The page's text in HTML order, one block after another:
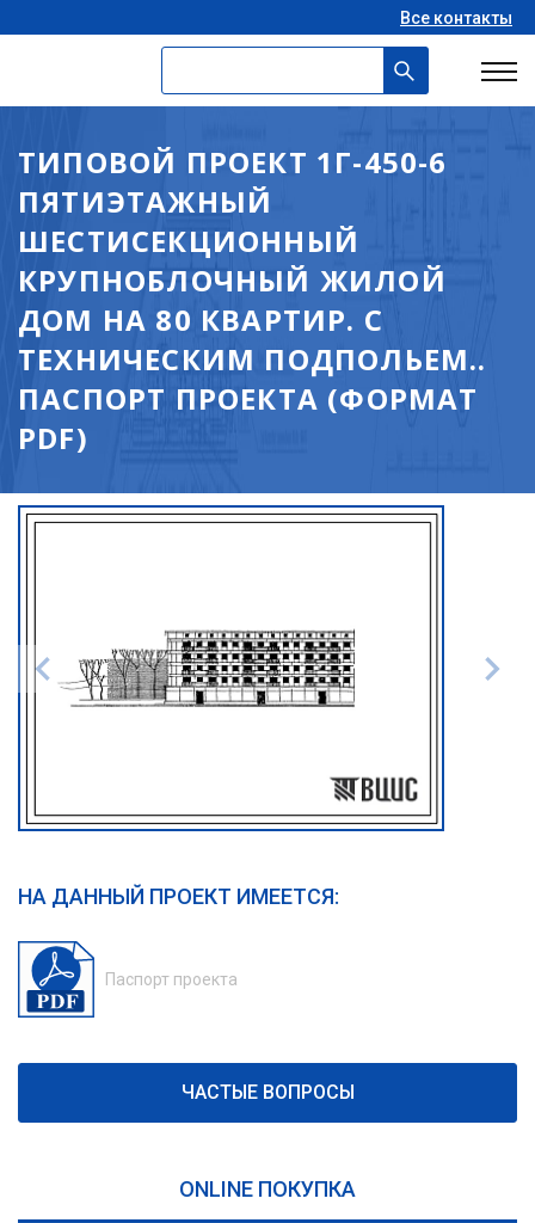
Все контакты
ТИПОВОЙ ПРОЕКТ 1Г-450-6
ПЯТИЭТАЖНЫЙ
ШЕСТИСЕКЦИОННЫЙ
КРУПНОБЛОЧНЫЙ ЖИЛОЙ
ДОМ НА 80 КВАРТИР. С
ТЕХНИЧЕСКИМ ПОДПОЛЬЕМ..
ПАСПОРТ ПРОЕКТА (ФОРМАТ
PDF)
НА ДАННЫЙ ПРОЕКТ ИМЕЕТСЯ:
Паспорт проекта
ЧАСТЫЕ ВОПРОСЫ
ONLINE ПОКУПКА